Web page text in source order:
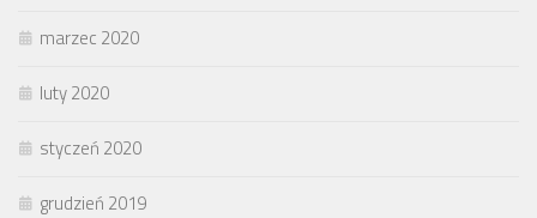
marzec 2020
luty 2020
styczeń 2020
grudzień 2019